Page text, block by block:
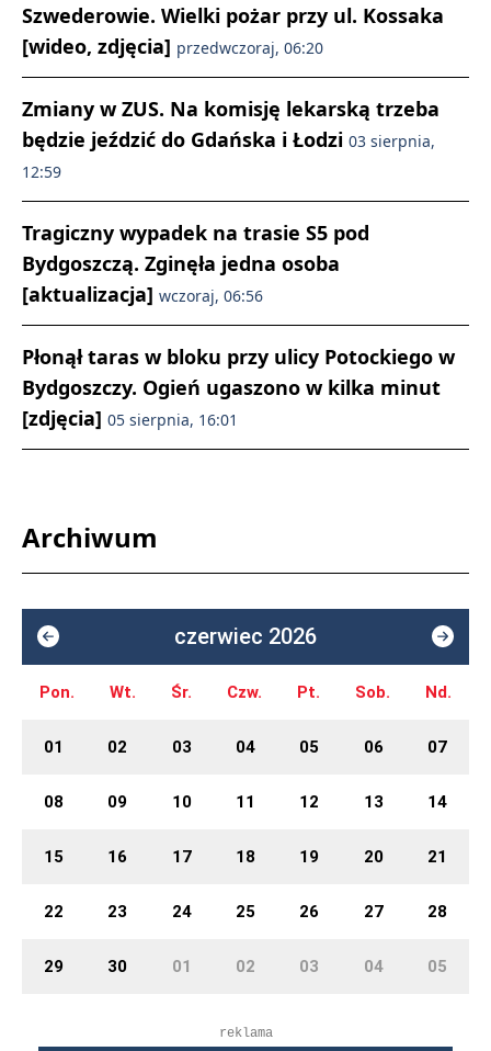
Szwederowie. Wielki pożar przy ul. Kossaka
[wideo, zdjęcia] przedwczoraj, 06:20
Zmiany w ZUS. Na komisję lekarską trzeba
będzie jeździć do Gdańska i Łodzi 03 sierpnia,
12:59
Tragiczny wypadek na trasie S5 pod
Bydgoszczą. Zginęła jedna osoba
[aktualizacja] wczoraj, 06:56
Płonął taras w bloku przy ulicy Potockiego w
Bydgoszczy. Ogień ugaszono w kilka minut
[zdjęcia] 05 sierpnia, 16:01
Archiwum
czerwiec 2026
Pon. Wt. Śr. Czw. Pt. Sob. Nd.
01 02 03 04 05 06 07
08 09 10 11 12 13 14
15 16 17 18 19 20 21
22 23 24 25 26 27 28
29 30 01 02 03 04 05
reklama